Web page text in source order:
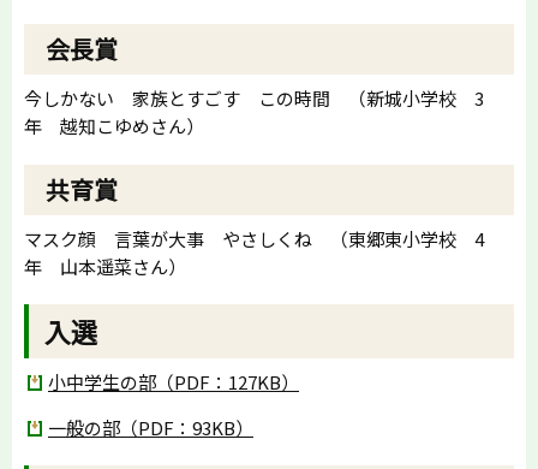
会長賞
今しかない 家族とすごす この時間 （新城小学校 3
年 越知こゆめさん）
共育賞
マスク顔 言葉が大事 やさしくね （東郷東小学校 4
年 山本遥菜さん）
入選
小中学生の部（PDF：127KB）
一般の部（PDF：93KB）